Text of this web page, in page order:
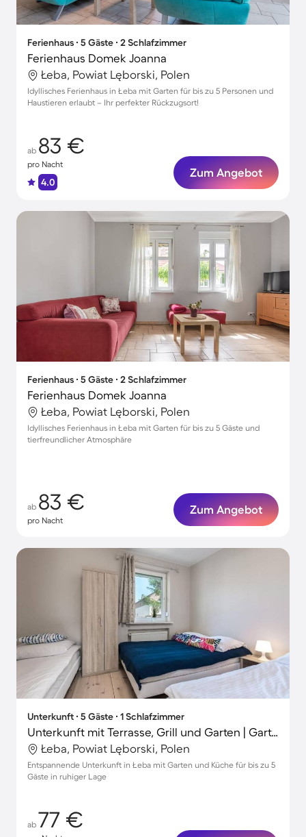
Ferienhaus ∙ 5 Gäste ∙ 2 Schlafzimmer
Ferienhaus Domek Joanna
Łeba, Powiat Lęborski, Polen
Idyllisches Ferienhaus in Łeba mit Garten für bis zu 5 Personen und
Haustieren erlaubt – Ihr perfekter Rückzugsort!
ab 83 €
pro Nacht
4.0
Zum Angebot
Ferienhaus ∙ 5 Gäste ∙ 2 Schlafzimmer
Ferienhaus Domek Joanna
Łeba, Powiat Lęborski, Polen
Idyllisches Ferienhaus in Łeba mit Garten für bis zu 5 Gäste und
tierfreundlicher Atmosphäre
ab 83 €
pro Nacht
Zum Angebot
Unterkunft ∙ 5 Gäste ∙ 1 Schlafzimmer
Unterkunft mit Terrasse, Grill und Garten | Gartenblick | Perfekt für die Arbeit von Zuhause
Łeba, Powiat Lęborski, Polen
Entspannende Unterkunft in Łeba mit Garten und Küche für bis zu 5
Gäste in ruhiger Lage
ab 77 €